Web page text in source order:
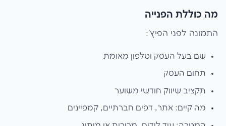
מה כוללת הפנייה
התמונה לפני הפיץ':
שם בעל העסק וטלפון מאומת
תחום העסק
תקציב שיווק חודשי משוער
מה קיים: אתר, דפים חברתיים, קמפיינים